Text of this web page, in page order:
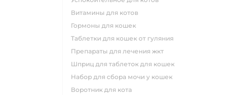
витамины для котов
гормоны для кошек
таблетки для кошек от гуляния
препараты для лечения жкт
шприц для таблеток для кошек
набор для сбора мочи у кошек
воротник для кота